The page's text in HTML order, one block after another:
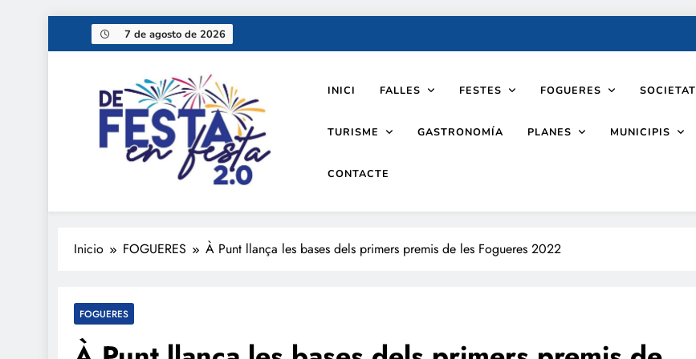
7 de agosto de 2026
De festa en festa 2.0
INICI FALLES FESTES FOGUERES SOCIETAT
TURISME GASTRONOMÍA PLANES MUNICIPIS
CONTACTE
Inicio FOGUERES À Punt llança les bases dels primers premis de les Fogueres 2022
FOGUERES